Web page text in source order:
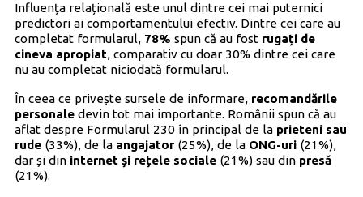
Influența relațională este unul dintre cei mai puternici
predictori ai comportamentului efectiv. Dintre cei care au
completat formularul, 78% spun că au fost rugați de
cineva apropiat, comparativ cu doar 30% dintre cei care
nu au completat niciodată formularul.
În ceea ce privește sursele de informare, recomandările
personale devin tot mai importante. Românii spun că au
aflat despre Formularul 230 în principal de la prieteni sau
rude(33%), de la angajator(25%), de la ONG-uri(21%),
dar și din internet și rețele sociale(21%) sau din presă
(21%).